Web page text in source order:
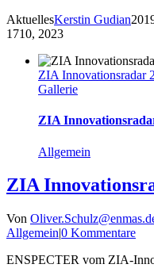
AktuellesKerstin Gudian
1710, 2023
ZIA Innovationsradar
Gallerie
ZIA
Allgemein
ZIA
Von
Allgemein|0 Kommentare
ENSPECTER vom ZIA-